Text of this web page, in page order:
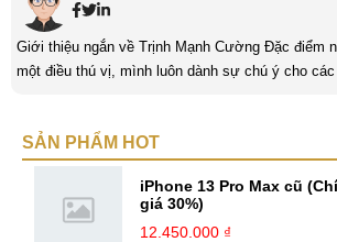
Giới thiệu ngắn về Trịnh Mạnh Cường Đặc điểm nổi bật Công nghệ là
một điều thú vị, mình luôn dành sự chú ý cho các
hiểu biết mới mẻ và thú vị. Tinh thần tự giác và
SẢN PHẨM HOT
iPhone 13 Pro Max cũ
giá 30%)
12.450.000 ₫